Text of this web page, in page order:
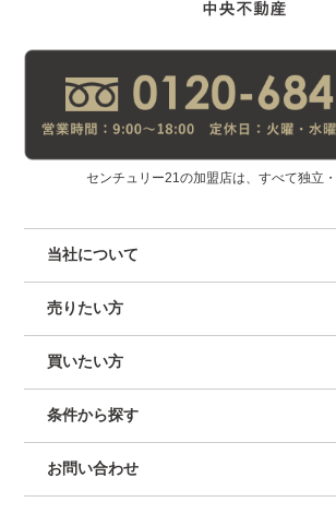
センチュリー21の加盟店は、すべて独立・
当社について
売りたい方
買いたい方
条件から探す
お問い合わせ